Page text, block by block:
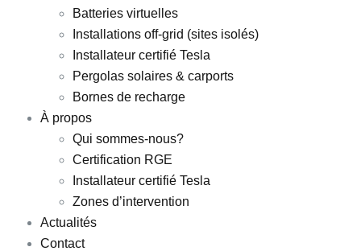
Batteries virtuelles
Installations off-grid (sites isolés)
Installateur certifié Tesla
Pergolas solaires & carports
Bornes de recharge
À propos
Qui sommes-nous?
Certification RGE
Installateur certifié Tesla
Zones d’intervention
Actualités
Contact